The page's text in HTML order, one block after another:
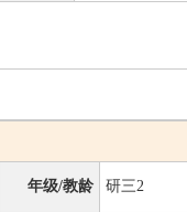
年级/教龄 研三2